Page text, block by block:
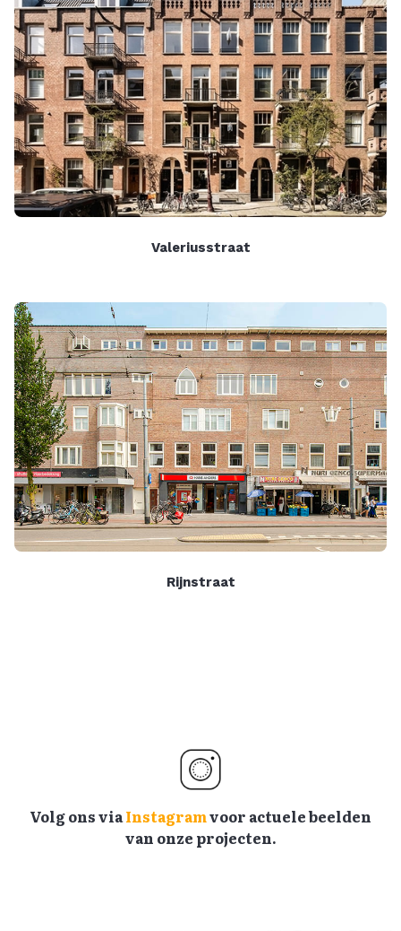
Valeriusstraat
Rijnstraat
Volg ons viaInstagramvoor actuele beelden
van onze projecten.